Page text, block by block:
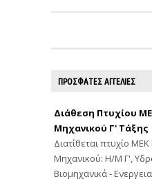
ΠΡΟΣΦΑΤΕΣ ΑΓΓΕΛΙΕΣ
Διάθεση Πτυχίου
Μηχανικού Γ' Τάξης
Διατίθεται πτυχίο
Μηχανικού: Η/Μ Γ',
Βιομηχανικά -